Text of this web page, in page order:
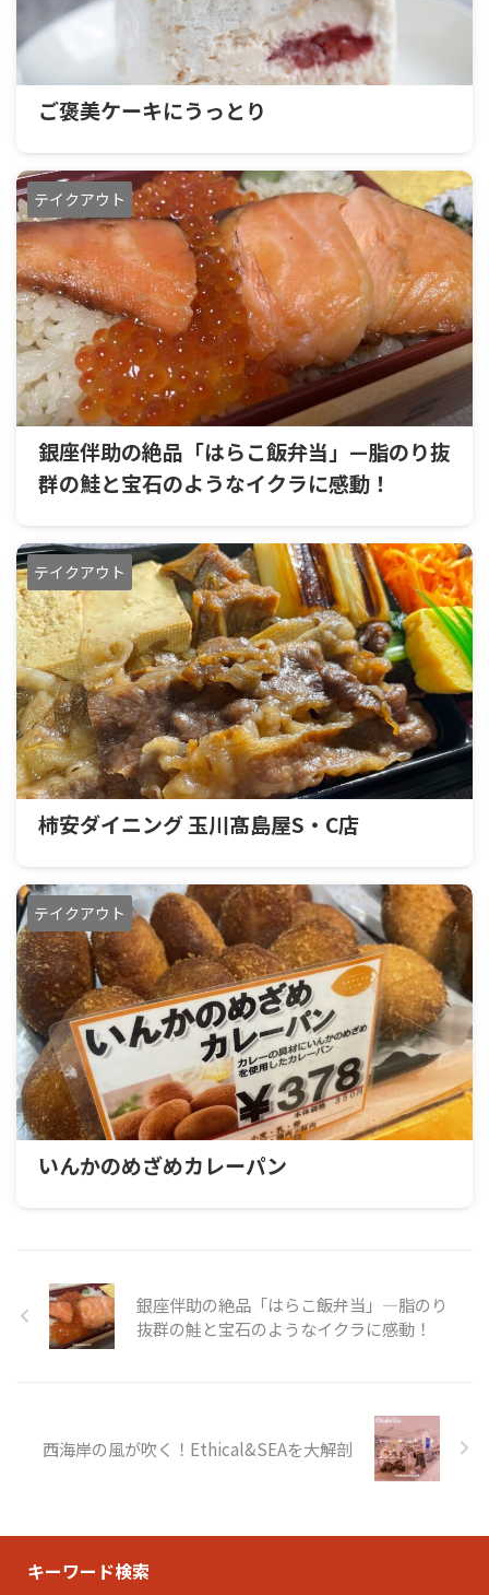
ご褒美ケーキにうっとり
テイクアウト
銀座伴助の絶品「はらこ飯弁当」—脂のり抜
群の鮭と宝石のようなイクラに感動！
テイクアウト
柿安ダイニング 玉川髙島屋S・C店
テイクアウト
いんかのめざめカレーパン
銀座伴助の絶品「はらこ飯弁当」—脂のり
抜群の鮭と宝石のようなイクラに感動！
西海岸の風が吹く！Ethical&SEAを大解剖
キーワード検索